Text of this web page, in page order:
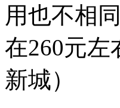
用也不相
在260元
新城）